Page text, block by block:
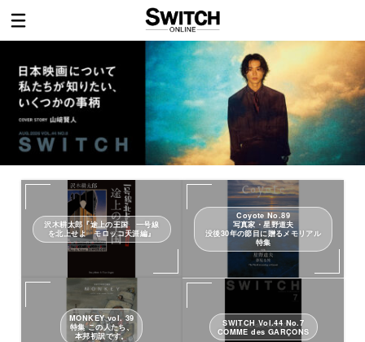
沢木耕太郎『途上の王国 一号線
を北上せよ モロッコ天涯編』
Coyote No.89
写真家・星野道夫
没後30年の節目に贈るメモリアル
特集
MONKEY vol. 39
特集 この人たち、
本邦初訳です。
SWITCH Vol.44 No.7
COMME des GARÇONS